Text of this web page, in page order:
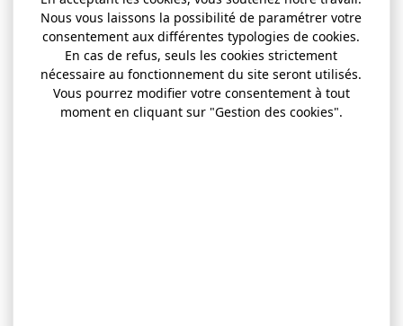
Nous vous laissons la possibilité de paramétrer votre
consentement aux différentes typologies de cookies.
En cas de refus, seuls les cookies strictement
nécessaire au fonctionnement du site seront utilisés.
Vous pourrez modifier votre consentement à tout
moment en cliquant sur "Gestion des cookies".